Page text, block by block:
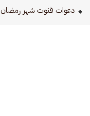
دعوات قنوت شهر رمضان